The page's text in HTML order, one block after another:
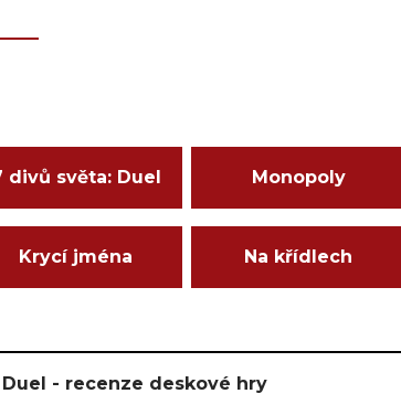
divů světa: Duel Monopoly
Krycí jména Na křídlech
- recenze deskové hry